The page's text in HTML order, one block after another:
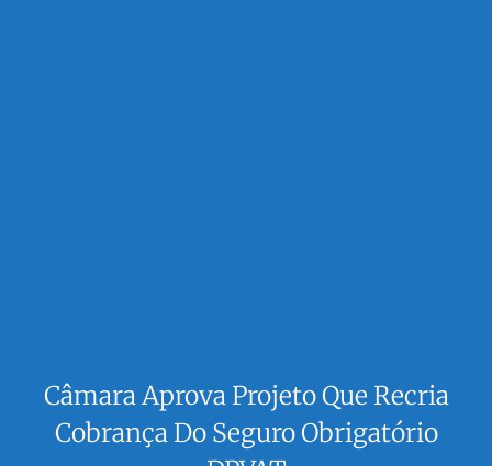
Câmara Aprova Projeto Que Recria
Cobrança Do Seguro Obrigatório